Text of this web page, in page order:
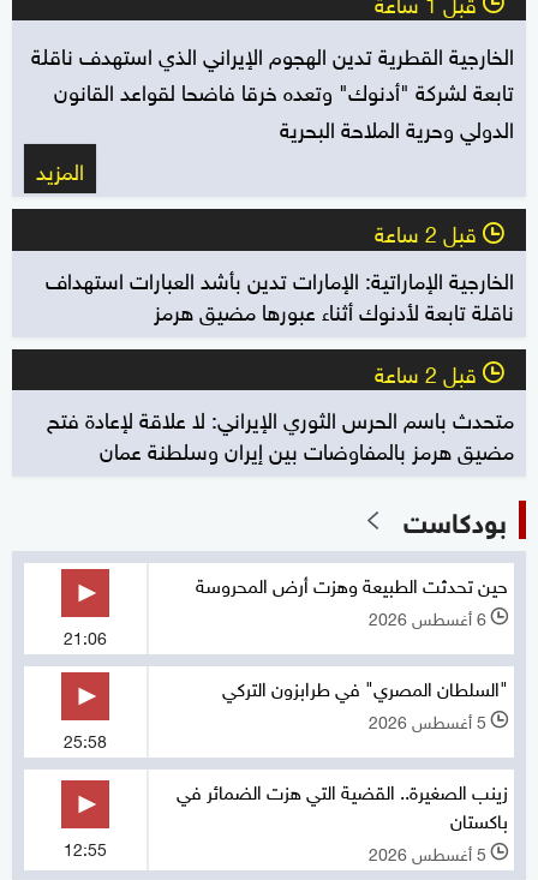
الخارجية القطرية تدين الهجوم الإيراني الذي استهدف ناقلة
تابعة لشركة "أدنوك" وتعده خرقا فاضحا لقواعد القانون
الدولي وحرية الملاحة البحرية
المزيد
l قبل 2 ساعة
الخارجية الإماراتية: الإمارات تدين بأشد العبارات استهداف
ناقلة تابعة لأدنوك أثناء عبورها مضيق هرمز
l قبل 2 ساعة
متحدث باسم الحرس الثوري الإيراني: لا علاقة لإعادة فتح
مضيق هرمز بالمفاوضات بين إيران وسلطنة عمان
بودكاست
حين تحدثت الطبيعة وهزت أرض المحروسة
l 6 أغسطس 2026
21:06
"السلطان المصري" في طرابزون التركي
l 5 أغسطس 2026
25:58
زينب الصغيرة.. القضية التي هزت الضمائر في
باكستان
l 5 أغسطس 2026 12:55